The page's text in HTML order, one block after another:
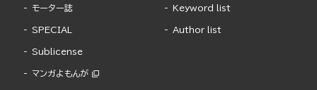
モーター誌
SPECIAL
Sublicense
マンガよもんが
Keyword list
Author list